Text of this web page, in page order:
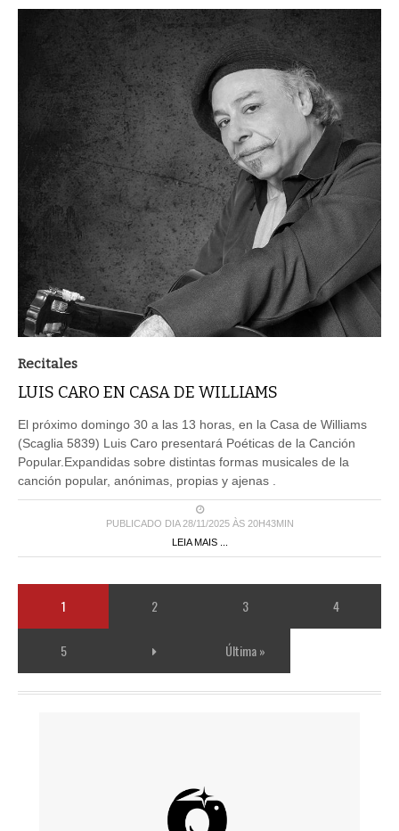
Recitales
LUIS CARO EN CASA DE WILLIAMS
El próximo domingo 30 a las 13 horas, en la Casa de Williams
(Scaglia 5839) Luis Caro presentará Poéticas de la Canción
Popular.Expandidas sobre distintas formas musicales de la
canción popular, anónimas, propias y ajenas .
PUBLICADO DIA 28/11/2025 ÀS 20H43MIN
LEIA MAIS ...
1 2 3 4
5 Última »